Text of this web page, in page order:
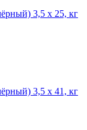
3,5 х 25, кг
3,5 х 41, кг